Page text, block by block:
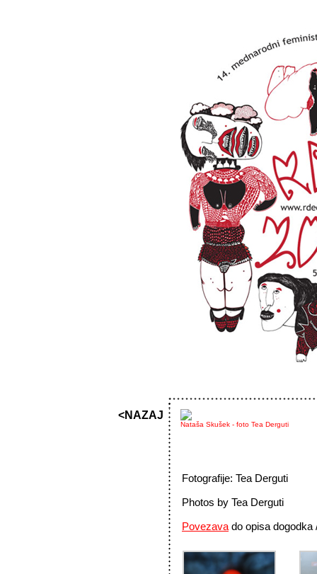
<NAZAJ
Nataša Skušek - foto Tea Derguti
Fotografije: Tea Derguti
Photos by Tea Derguti
Povezava do opisa